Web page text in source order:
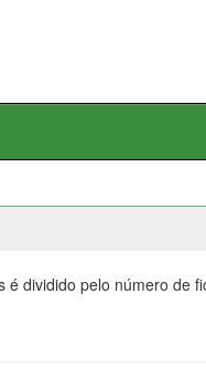
dividido pelo número de